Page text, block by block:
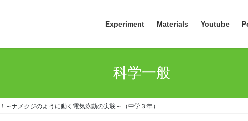
Experiment Materials Youtube
科学一般
～ナメクジのように動く電気泳動の実験～（中学３年）